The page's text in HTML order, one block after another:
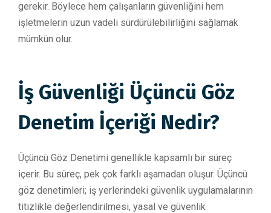
gerekir. Böylece hem çalışanların güvenliğini hem
işletmelerin uzun vadeli sürdürülebilirliğini sağlamak
mümkün olur.
İş Güvenliği Üçüncü Göz
Denetim İçeriği Nedir?
Üçüncü Göz Denetimi genellikle kapsamlı bir süreç
içerir. Bu süreç, pek çok farklı aşamadan oluşur. Üçüncü
göz denetimleri; iş yerlerindeki güvenlik uygulamalarının
titizlikle değerlendirilmesi, yasal ve güvenlik